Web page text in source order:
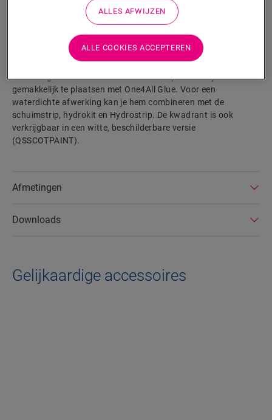
Productkenmerken
Dit kwadrant is een discrete plint die perfect past bij de kleur
van jouw vloer. Een kwadrant kan ook handig zijn als
afwerking in combinatie met bestaande plinten. Hij is
gemakkelijk te plaatsen met One4All Glue. Voor een
waterdichte afwerking kan je hem combineren met de
schuimstrip, hydrokit en Hydrostrip. De kwadrant is ook
verkrijgbaar in een witte, beschilderbare versie
(QSSCOTPAINT).
Afmetingen
Downloads
Gelijkaardige accessoires
ALLES AFWIJZEN
ALLE COOKIES ACCEPTEREN